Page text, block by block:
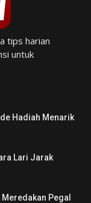
tips harian
untuk
Hadiah Menarik
Lari Jarak
Pegal